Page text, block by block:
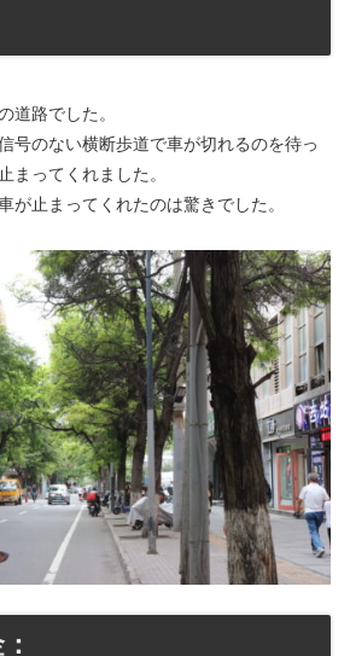
道路でした。
号のない横断歩道で車が切れるのを待っ
まってくれました。
が止まってくれたのは驚きでした。